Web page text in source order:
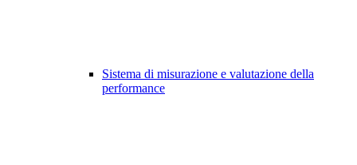
Sistema di misurazione e valutazione della
performance